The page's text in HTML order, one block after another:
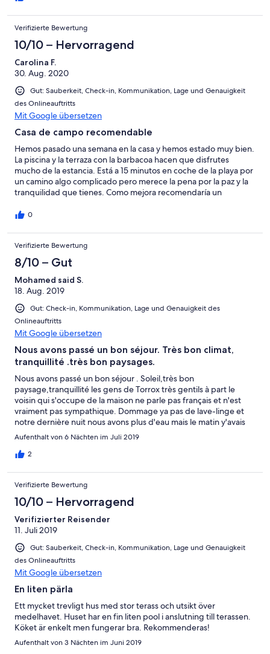
Verifizierte Bewertung
10/10 – Hervorragend
Carolina F.
30. Aug. 2020
Gut: Sauberkeit, Check-in, Kommunikation, Lage und Genauigkeit
des Onlineauftritts
Mit Google übersetzen
Casa de campo recomendable
Hemos pasado una semana en la casa y hemos estado muy bien.
La piscina y la terraza con la barbacoa hacen que disfrutes
mucho de la estancia. Está a 15 minutos en coche de la playa por
un camino algo complicado pero merece la pena por la paz y la
tranquilidad que tienes. Como mejora recomendaría un
0
Verifizierte Bewertung
8/10 – Gut
Mohamed said S.
18. Aug. 2019
Gut: Check-in, Kommunikation, Lage und Genauigkeit des
Onlineauftritts
Mit Google übersetzen
Nous avons passé un bon séjour. Très bon climat,
tranquillité .très bon paysages.
Nous avons passé un bon séjour . Soleil,très bon
paysage,tranquillité les gens de Torrox très gentils à part le
voisin qui s'occupe de la maison ne parle pas français et n'est
vraiment pas sympathique. Dommage ya pas de lave-linge et
notre dernière nuit nous avons plus d'eau mais le matin y'avais
de nouveau leau
Aufenthalt von 6 Nächten im Juli 2019
2
Verifizierte Bewertung
10/10 – Hervorragend
Verifizierter Reisender
11. Juli 2019
Gut: Sauberkeit, Check-in, Kommunikation, Lage und Genauigkeit
des Onlineauftritts
Mit Google übersetzen
En liten pärla
Ett mycket trevligt hus med stor terass och utsikt över
medelhavet. Huset har en fin liten pool i anslutning till terassen.
Köket är enkelt men fungerar bra. Rekommenderas!
Aufenthalt von 3 Nächten im Juni 2019